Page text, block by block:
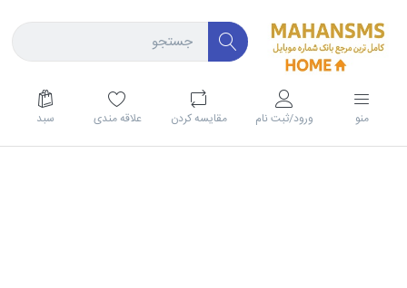
منو ورود/ثبت نام مقايسه كردن علاقه مندی سبد